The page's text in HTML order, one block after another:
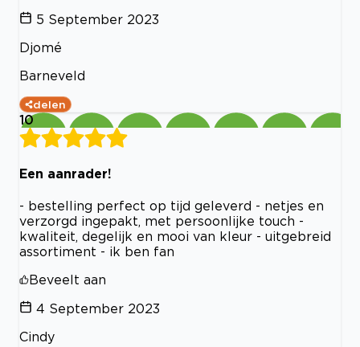
5 September 2023
Djomé
Barneveld
delen
10
Een aanrader!
- bestelling perfect op tijd geleverd - netjes en
verzorgd ingepakt, met persoonlijke touch -
kwaliteit, degelijk en mooi van kleur - uitgebreid
assortiment - ik ben fan
Beveelt aan
4 September 2023
Cindy